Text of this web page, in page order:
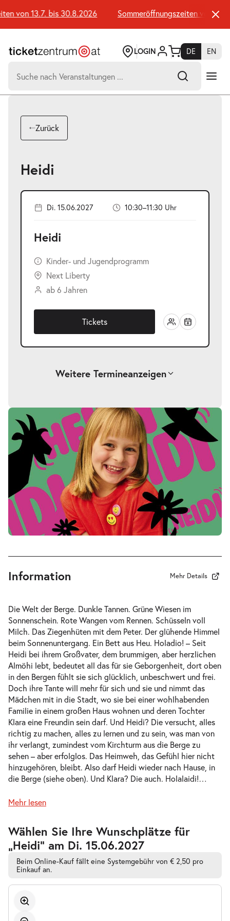
Seiteninhalt
springen
von 13.7. bis 30.8.2026 Sommeröffnungszeiten von
LOGIN DE
EN
nach:
Suchtreffer:
Zurück
Heidi
Di. 15.06.2027 10:30–11:30 Uhr
Heidi
Kinder- und Jugendprogramm
Next Liberty
ab 6 Jahren
Tickets
Weitere Termineanzeigen
Heidi-
Fr.
23.04.2027
Fr. 23.04.2027
17:00–18:00 Uhr
Tickets
Heidi-
Sa.
24.04.2027
Sa. 24.04.2027
Tickets
Heidi-
Mi.
12.05.2027
Mi. 12.05.2027
10:30–11:30 Uhr
Tickets
Heidi -
Do.
13.05.2027
Do. 13.05.2027
10:30–11:30 Uhr
Tickets
Heidi
13.05.2027
16:00–17:00 Uhr
Tickets
Information Mehr Details
Die Welt der Berge. Dunkle Tannen. Grüne Wiesen im
Sonnenschein. Rote Wangen vom Rennen. Schüsseln voll
Milch. Das Ziegenhüten mit dem Peter. Der glühende Himmel
beim Sonnenuntergang. Ein Bett aus Heu. Holadio! – Seit
Heidi bei ihrem Großvater, dem brummigen, aber herzlichen
Almöhi lebt, bedeutet all das für sie Geborgenheit, dort oben
in den Bergen fühlt sie sich glücklich, unbeschwert und frei.
Doch ihre Tante will mehr für sich und sie und nimmt das
Mädchen mit in die Stadt, wo sie bei einer wohlhabenden
Familie in einem großen Haus wohnen und deren Tochter
Klara eine Freundin sein darf. Und Heidi? Die versucht, alles
richtig zu machen, alles zu lernen und zu sein, was man von
ihr verlangt, zumindest vom Kirchturm aus die Berge zu
sehen – aber erfolglos. Das Heimweh, das Gefühl hier nicht
hinzugehören, bleibt. Also darf Heidi wieder nach Hause, in
die Berge (siehe oben). Und Klara? Die auch. Holalaidi!…
Mehr lesen
Wählen Sie Ihre Wunschplätze für
„Heidi” am Di. 15.06.2027
Beim Online-Kauf fällt eine Systemgebühr von € 2,50 pro
Einkauf an.
Zur
barrierefreien
automatischen
Bestplatzwahl